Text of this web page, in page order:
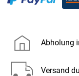
Abholung
Versand